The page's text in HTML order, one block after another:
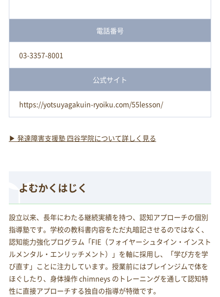
電話番号
03-3357-8001
公式サイト
https://yotsuyagakuin-ryoiku.com/55lesson/
▶ 発達障害支援塾 四谷学院について詳しく見る
よむかくはじく
設立以来、長年にわたる継続実績を持つ、認知アプローチの個別
指導塾です。学校の教科書内容をただ丸暗記させるのではなく、
認知能力強化プログラム「FIE（フォイヤーシュタイン・インスト
ルメンタル・エンリッチメント）」を軸に採用し、「学び方を学
び直す」ことに注力しています。授業前にはブレインジムで体を
ほぐしたり、身体操作 chimneys のトレーニングを通して認知特
性に直接アプローチする独自の指導が特徴です。